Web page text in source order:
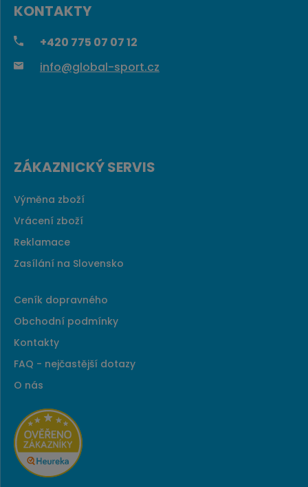
KONTAKTY
+420 775 07 07 12
info@global-sport.cz
ZÁKAZNICKÝ SERVIS
Výměna zboží
Vrácení zboží
Reklamace
Zasílání na Slovensko
Ceník dopravného
Obchodní podmínky
Kontakty
FAQ - nejčastější dotazy
O nás